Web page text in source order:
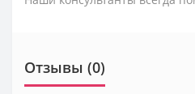
Отзывы (0)